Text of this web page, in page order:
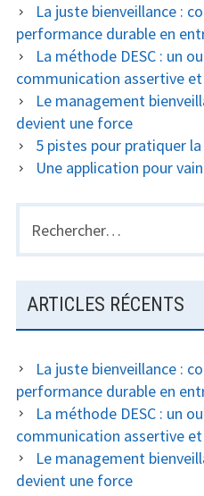
La juste bienveillance :
performance durable en
La méthode DESC : un
communication assertive
Le management
devient une force
5 pistes pour pratiquer
Une application pour
Rechercher :
ARTICLES RÉCENTS
La juste bienveillance :
performance durable en
La méthode DESC : un
communication assertive
Le management
devient une force